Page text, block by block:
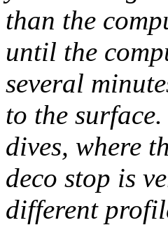
than the
until the
several
to the
dives, where
deco stop is
different